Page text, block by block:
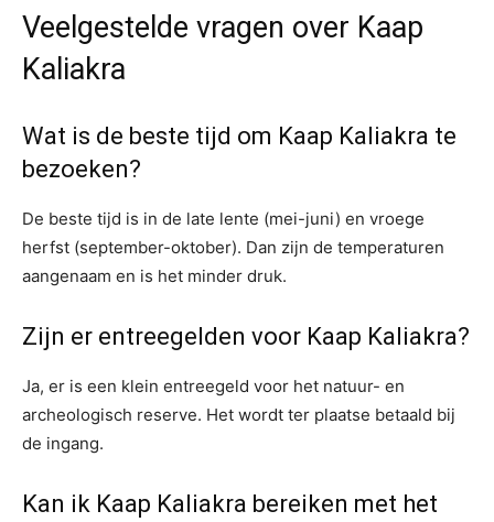
Veelgestelde vragen over Kaap
Kaliakra
Wat is de beste tijd om Kaap Kaliakra te
bezoeken?
De beste tijd is in de late lente (mei-juni) en vroege
herfst (september-oktober). Dan zijn de temperaturen
aangenaam en is het minder druk.
Zijn er entreegelden voor Kaap Kaliakra?
Ja, er is een klein entreegeld voor het natuur- en
archeologisch reserve. Het wordt ter plaatse betaald bij
de ingang.
⁠Kan ik Kaap Kaliakra bereiken met het